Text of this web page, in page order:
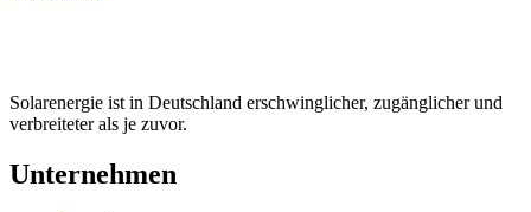
Solarenergie ist in Deutschland erschwinglicher, zugänglicher und
verbreiteter als je zuvor.
Unternehmen